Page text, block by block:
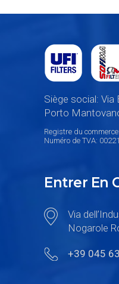
Siège social:
Porto
Registre du
Numéro de TVA:
Via
+39 045
Sitemap